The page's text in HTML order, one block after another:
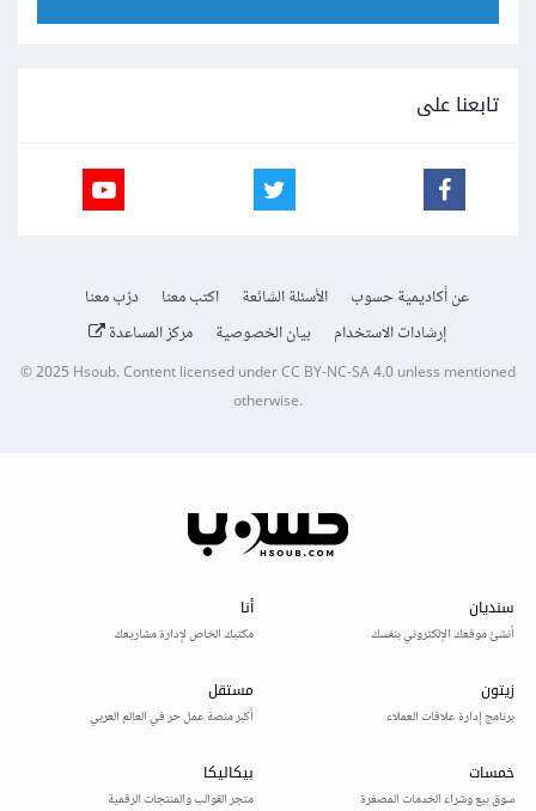
تابعنا على
عن أكاديمية حسوب الأسئلة الشائعة اكتب معنا
درّب معنا
إرشادات الاستخدام
بيان الخصوصية مركز المساعدة
© 2025Hsoub.Content licensed underCC BY-NC-SA 4.0unless mentioned
otherwise.